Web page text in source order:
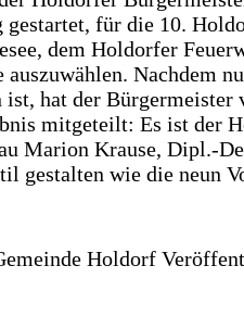
für die 10.
dem Holdorfer
Nachdem
ist, hat der Bürgermeister
mitgeteilt: Es ist der
Marion Krause, Dipl.-
gestalten wie die neun
Holdorf